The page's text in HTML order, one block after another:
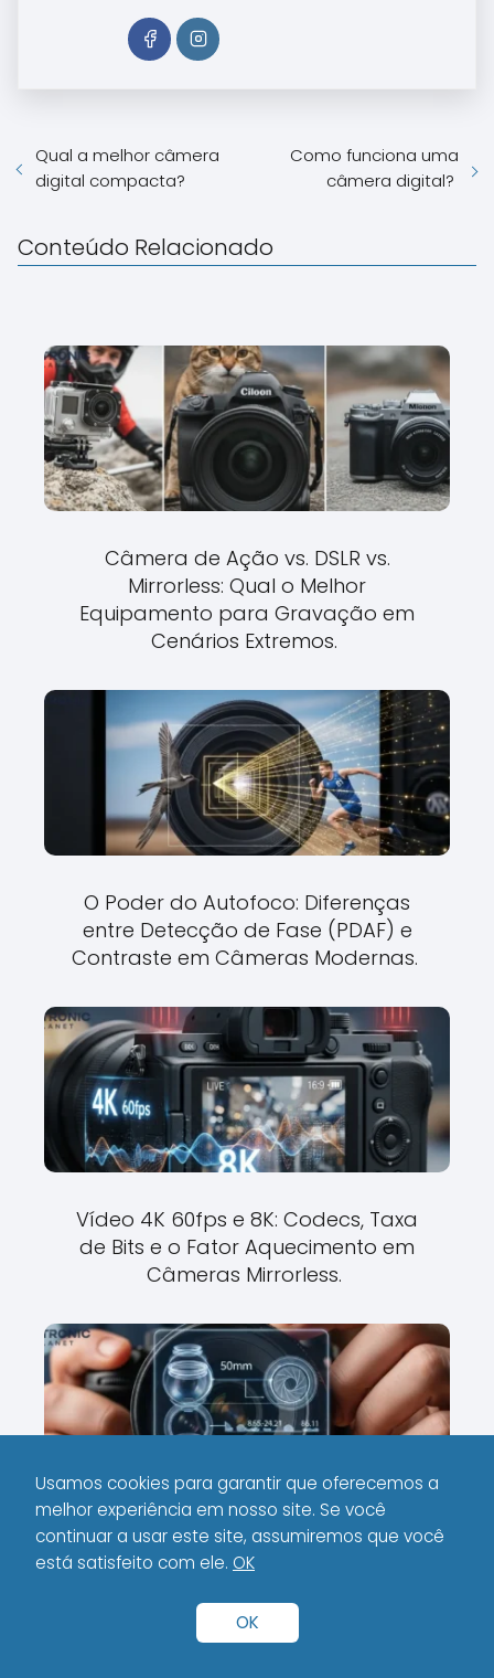
Qual a melhor câmera
digital compacta?
Como funciona uma
câmera digital?
Conteúdo Relacionado
Câmera de Ação vs. DSLR vs.
Mirrorless: Qual o Melhor
Equipamento para Gravação em
Cenários Extremos.
O Poder do Autofoco: Diferenças
entre Detecção de Fase (PDAF) e
Contraste em Câmeras Modernas.
Vídeo 4K 60fps e 8K: Codecs, Taxa
de Bits e o Fator Aquecimento em
Câmeras Mirrorless.
Guia de Lentes Essenciais: Entenda a
Diferença entre Abertura Fixa,
Ótica.
Usamos cookies para garantir que oferecemos a
melhor experiência em nosso site. Se você
continuar a usar este site, assumiremos que você
está satisfeito com ele. OK
OK